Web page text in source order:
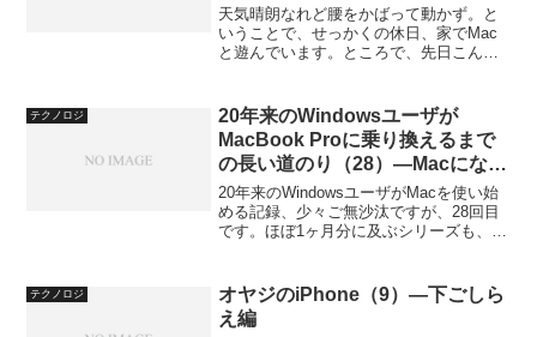
天気晴朗なれど腰をかばって動かず。と
いうことで、せっかくの休日、家でMac
と遊んでいます。ところで、先日こんな
ている件 iPhone 5の発売が9...
テクノロジ
20年来のWindowsユーザが
MacBook Proに乗り換えるまで
の長い道のり（28）―Macになっ
てほぼ2ヶ月、使い心地は？（1）
20年来のWindowsユーザがMacを使い始
める記録、少々ご無沙汰ですが、28回目
です。ほぼ1ヶ月分に及ぶシリーズも、こ
した。果たして、使い心地はどうなので
しょう？...
テクノロジ
オヤジのiPhone（9）―下ごしら
え編